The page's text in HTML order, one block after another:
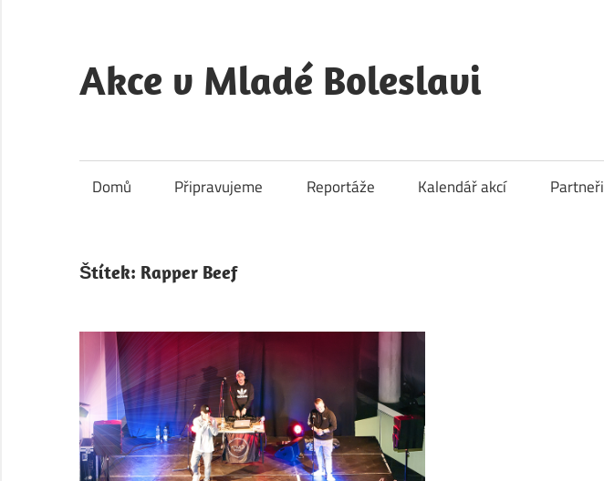
content
Akce v Mladé Boleslavi
a
portál
města
Mladá
Boleslav.
Aktuální
informace
Domů Připravujeme Reportáže Kalendář akcí Partneři
Štítek: Rapper Beef